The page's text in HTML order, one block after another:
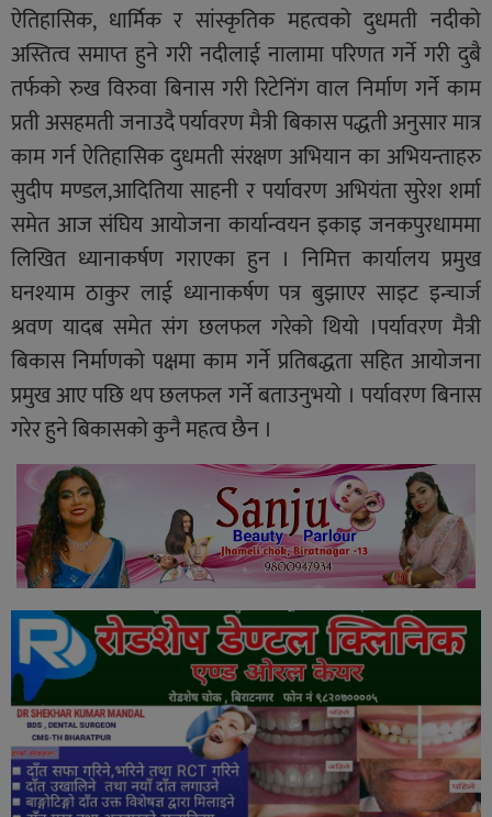
ऐतिहासिक, धार्मिक र सांस्कृतिक महत्वको दुधमती नदीको
अस्तित्व समाप्त हुने गरी नदीलाई नालामा परिणत गर्ने गरी दुबै
तर्फको रुख विरुवा बिनास गरी रिटेनिंग वाल निर्माण गर्ने काम
प्रती असहमती जनाउदै पर्यावरण मैत्री बिकास पद्धती अनुसार मात्र
काम गर्न ऐतिहासिक दुधमती संरक्षण अभियान का अभियन्ताहरु
सुदीप मण्डल,आदितिया साहनी र पर्यावरण अभियंता सुरेश शर्मा
समेत आज संघिय आयोजना कार्यान्वयन इकाइ जनकपुरधाममा
लिखित ध्यानाकर्षण गराएका हुन । निमित्त कार्यालय प्रमुख
घनश्याम ठाकुर लाई ध्यानाकर्षण पत्र बुझाएर साइट इन्चार्ज
श्रवण यादब समेत संग छलफल गरेको थियो ।पर्यावरण मैत्री
बिकास निर्माणको पक्षमा काम गर्ने प्रतिबद्धता सहित आयोजना
प्रमुख आए पछि थप छलफल गर्ने बताउनुभयो । पर्यावरण बिनास
गरेर हुने बिकासको कुनै महत्व छैन ।